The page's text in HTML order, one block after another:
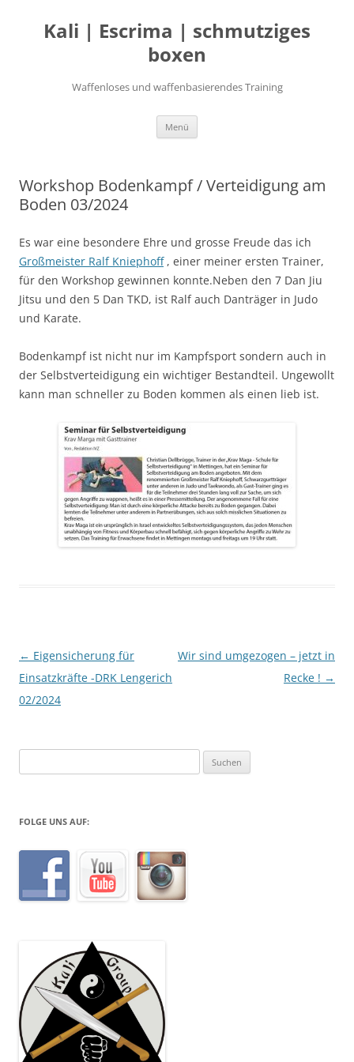
springenKali | Escrima | schmutziges
boxen
Waffenloses und waffenbasierendes Training
Menü
Workshop Bodenkampf / Verteidigung am
Boden 03/2024
Es war eine besondere Ehre und grosse Freude das ich
Großmeister Ralf Kniephoff, einer meiner ersten Trainer,
für den Workshop gewinnen konnte.Neben den 7 Dan Jiu
Jitsu und den 5 Dan TKD, ist Ralf auch Danträger in Judo
und Karate.
Bodenkampf ist nicht nur im Kampfsport sondern auch in
der Selbstverteidigung ein wichtiger Bestandteil. Ungewollt
kann man schneller zu Boden kommen als einen lieb ist.
Beitragsnavigation
← Eigensicherung für
Einsatzkräfte -DRK Lengerich
02/2024
Wir sind umgezogen – jetzt in
Recke ! →
nach:
FOLGE UNS AUF: